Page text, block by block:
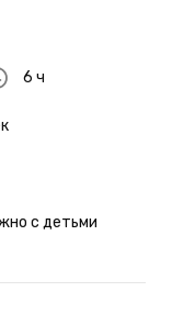
6 ч
с детьми